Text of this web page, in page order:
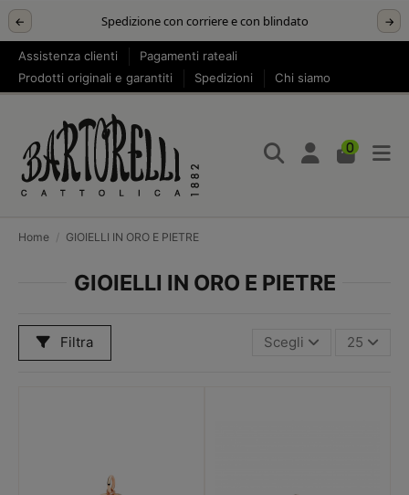
← Spedizione con corriere e con blindato →
Assistenza clienti
Pagamenti rateali
Prodotti originali e garantiti
Spedizioni Chi siamo
0
Home GIOIELLI IN ORO E PIETRE
GIOIELLI IN ORO E PIETRE
Filtra Scegli 25